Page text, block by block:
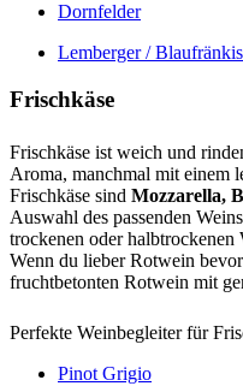
Dornfelder
Lemberger /
Frischkäse
Frischkäse ist weich und
Aroma, manchmal mit einem
Frischkäse sind Mozzarella,
Auswahl des passenden
trockenen oder halbtrockenen
Wenn du lieber Rotwein
fruchtbetonten Rotwein mit
Perfekte Weinbegleiter für
Pinot Grigio